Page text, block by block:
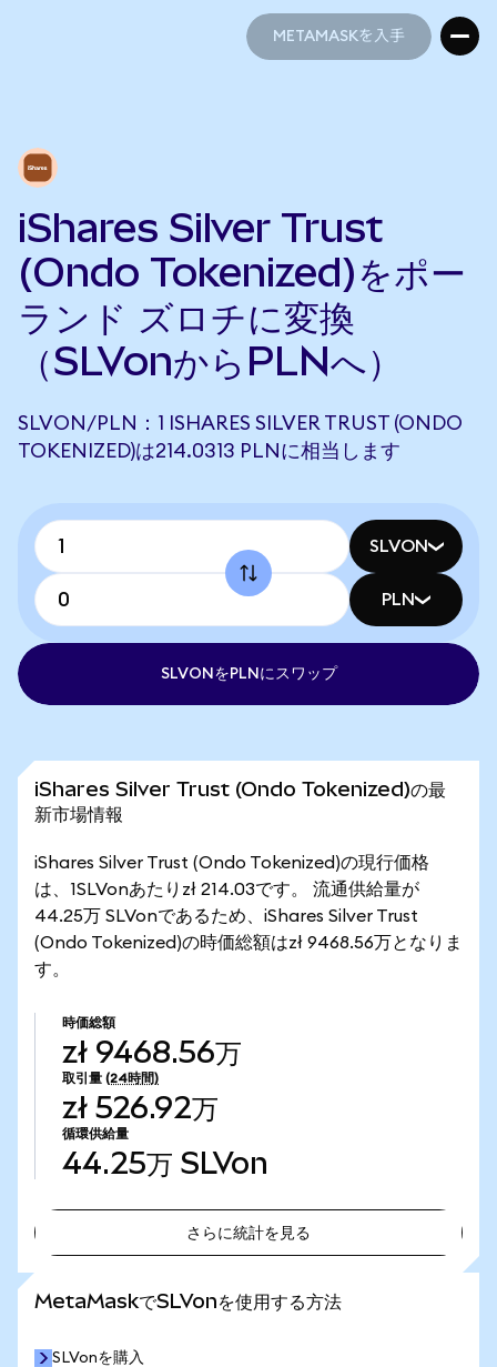
METAMASKを入手
iShares Silver Trust
(Ondo Tokenized)をポー
ランド ズロチに変換
（SLVonからPLNへ）
SLVON/PLN：1 ISHARES SILVER TRUST (ONDO
TOKENIZED)は214.0313 PLNに相当します
SLVON
PLN
SLVONをPLNにスワップ
iShares Silver Trust (Ondo Tokenized)の最
新市場情報
iShares Silver Trust (Ondo Tokenized)の現行価格
は、1SLVonあたりzł 214.03です。 流通供給量が
44.25万 SLVonであるため、iShares Silver Trust
(Ondo Tokenized)の時価総額はzł 9468.56万となりま
す。
時価総額
zł 9468.56万
取引量 (24時間)
zł 526.92万
循環供給量
44.25万 SLVon
さらに統計を見る
MetaMaskでSLVonを使用する方法
SLVonを購入